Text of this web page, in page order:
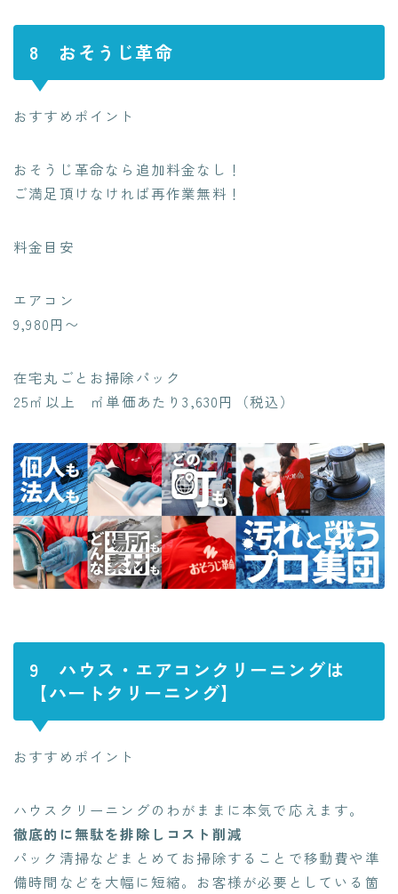
8 おそうじ革命
おすすめポイント
おそうじ革命なら追加料金なし！
ご満足頂けなければ再作業無料！
料金目安
エアコン
9,980円〜
在宅丸ごとお掃除パック
25㎡以上 ㎡単価あたり3,630円（税込）
9 ハウス・エアコンクリーニングは
【ハートクリーニング】
おすすめポイント
ハウスクリーニングのわがままに本気で応えます。
徹底的に無駄を排除しコスト削減
パック清掃などまとめてお掃除することで移動費や準
備時間などを大幅に短縮。お客様が必要としている箇